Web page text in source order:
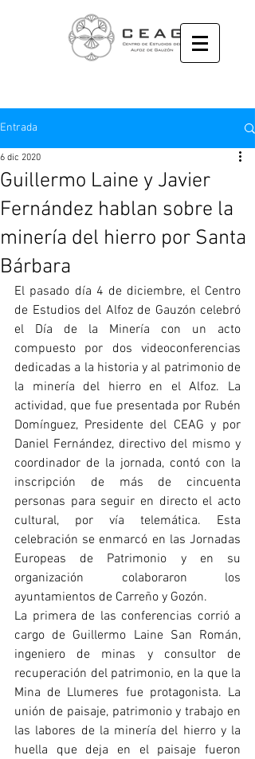
Entrada
Guillermo Laine y Javier
Fernández hablan sobre la
minería del hierro por Santa
Bárbara
6 dic 2020
El pasado día 4 de diciembre, el Centro
de Estudios del Alfoz de Gauzón celebró
el Día de la Minería con un acto
compuesto por dos videoconferencias
dedicadas a la historia y al patrimonio de
la minería del hierro en el Alfoz. La
actividad, que fue presentada por Rubén
Domínguez, Presidente del CEAG y por
Daniel Fernández, directivo del mismo y
coordinador de la jornada, contó con la
inscripción de más de cincuenta
personas para seguir en directo el acto
cultural, por vía telemática. Esta
celebración se enmarcó en las Jornadas
Europeas de Patrimonio y en su
organización colaboraron los
ayuntamientos de Carreño y Gozón.
La primera de las conferencias corrió a
cargo de Guillermo Laine San Román,
ingeniero de minas y consultor de
recuperación del patrimonio, en la que la
Mina de Llumeres fue protagonista. La
unión de paisaje, patrimonio y trabajo en
las labores de la minería del hierro y la
huella que deja en el paisaje fueron